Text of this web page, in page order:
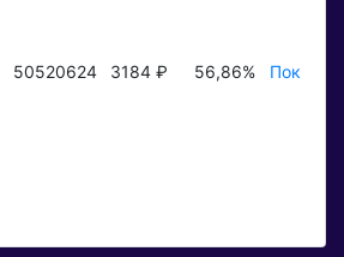
50520624 3184 ₽ 56,86%